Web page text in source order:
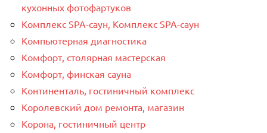
кухонных фотофартуков
Комплекс SPA-саун, Комплекс SPA-саун
Компьютерная диагностика
Комфорт, столярная мастерская
Комфорт, финская сауна
Континенталь, гостиничный комплекс
Королевский дом ремонта, магазин
Корона, гостиничный центр